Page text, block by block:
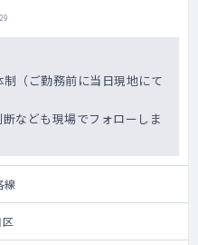
（ご勤務前に当日現地にて
なども現場でフォローしま
線